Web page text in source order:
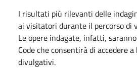
I risultati più rilevanti delle
ai visitatori durante il percorso di
Le opere indagate, infatti,
Code che consentirà di accedere
divulgativi.